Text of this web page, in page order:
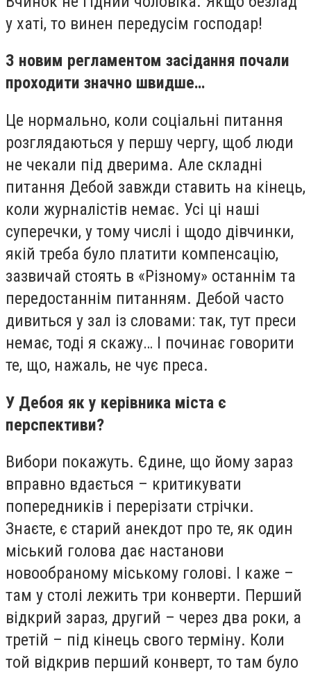
у хаті, то винен передусім господар!
З новим регламентом засідання почали
проходити значно швидше…
Це нормально, коли соціальні питання
розглядаються у першу чергу, щоб люди
не чекали під дверима. Але складні
питання Дебой завжди ставить на кінець,
коли журналістів немає. Усі ці наші
суперечки, у тому числі і щодо дівчинки,
якій треба було платити компенсацію,
зазвичай стоять в «Різному» останнім та
передостаннім питанням. Дебой часто
дивиться у зал із словами: так, тут преси
немає, тоді я скажу… І починає говорити
те, що, нажаль, не чує преса.
У Дебоя як у керівника міста є
перспективи?
Вибори покажуть. Єдине, що йому зараз
вправно вдається – критикувати
попередників і перерізати стрічки.
Знаєте, є старий анекдот про те, як один
міський голова дає настанови
новообраному міському голові. І каже –
там у столі лежить три конверти. Перший
відкрий зараз, другий – через два роки, а
третій – під кінець свого терміну. Коли
той відкрив перший конверт, то там було